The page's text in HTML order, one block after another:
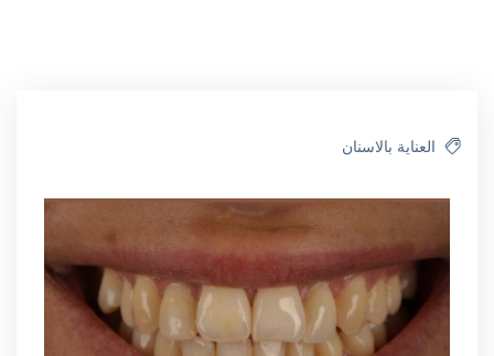
العناية بالاسنان